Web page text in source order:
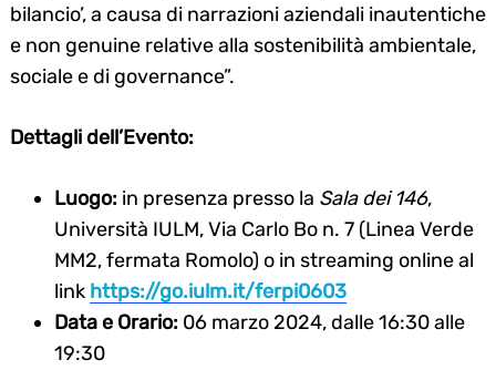
bilancio’, a causa di narrazioni aziendali inautentiche
e non genuine relative alla sostenibilità ambientale,
sociale e di governance”.
Dettagli dell’Evento:
Luogo: in presenza presso la Sala dei 146,
Università IULM, Via Carlo Bo n. 7 (Linea Verde
MM2, fermata Romolo) o in streaming online al
link https://go.iulm.it/ferpi0603
Data e Orario: 06 marzo 2024, dalle 16:30 alle
19:30